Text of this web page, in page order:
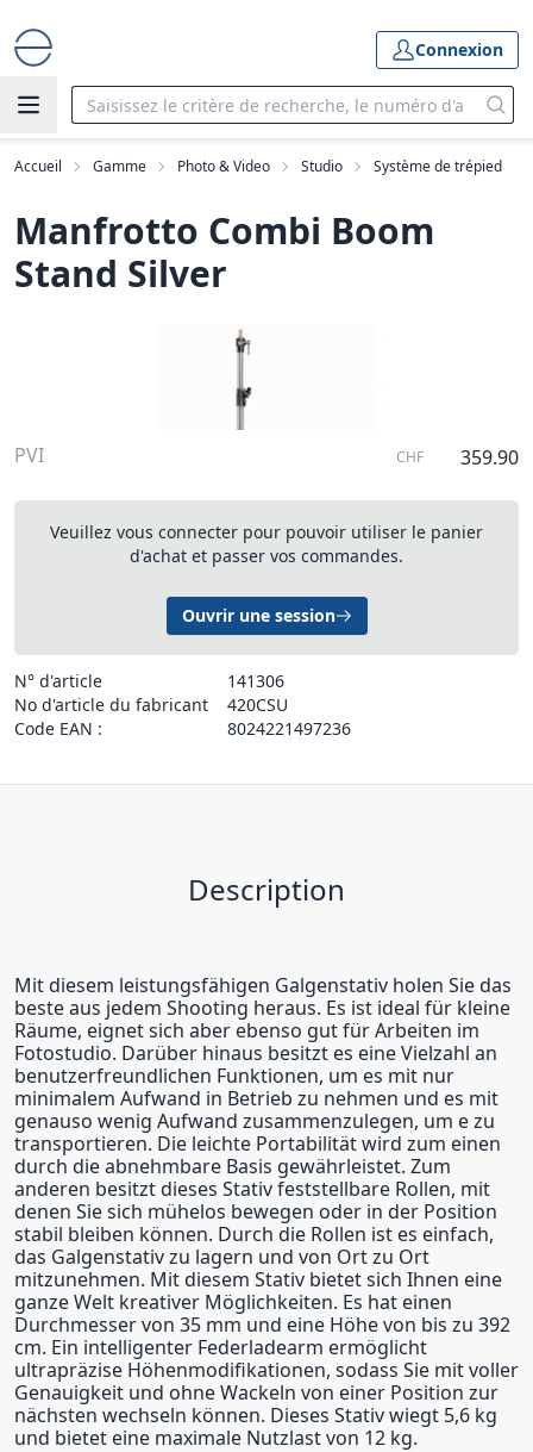
Connexion
Accueil Gamme Photo & Video Studio Système de trépied
Manfrotto Combi Boom
Stand Silver
PVI CHF 359.90
Veuillez vous connecter pour pouvoir utiliser le panier
d'achat et passer vos commandes.
Ouvrir une session
N° d'article
141306
No d'article du fabricant
420CSU
Code EAN :
8024221497236
Description
Mit diesem leistungsfähigen Galgenstativ holen Sie das
beste aus jedem Shooting heraus. Es ist ideal für kleine
Räume, eignet sich aber ebenso gut für Arbeiten im
Fotostudio. Darüber hinaus besitzt es eine Vielzahl an
benutzerfreundlichen Funktionen, um es mit nur
minimalem Aufwand in Betrieb zu nehmen und es mit
genauso wenig Aufwand zusammenzulegen, um e zu
transportieren. Die leichte Portabilität wird zum einen
durch die abnehmbare Basis gewährleistet. Zum
anderen besitzt dieses Stativ feststellbare Rollen, mit
denen Sie sich mühelos bewegen oder in der Position
stabil bleiben können. Durch die Rollen ist es einfach,
das Galgenstativ zu lagern und von Ort zu Ort
mitzunehmen. Mit diesem Stativ bietet sich Ihnen eine
ganze Welt kreativer Möglichkeiten. Es hat einen
Durchmesser von 35 mm und eine Höhe von bis zu 392
cm. Ein intelligenter Federladearm ermöglicht
ultrapräzise Höhenmodifikationen, sodass Sie mit voller
Genauigkeit und ohne Wackeln von einer Position zur
nächsten wechseln können. Dieses Stativ wiegt 5,6 kg
und bietet eine maximale Nutzlast von 12 kg.